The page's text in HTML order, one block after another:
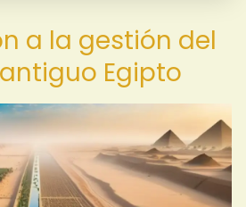
a la gestión del
Egipto